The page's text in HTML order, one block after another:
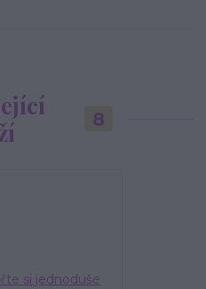
8